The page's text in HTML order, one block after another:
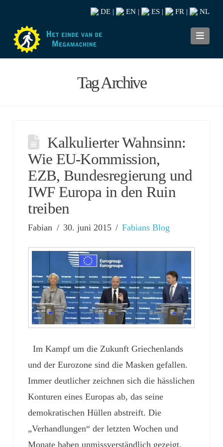
DE EN ES FR NL
Tag Archive
Kalkulierter Wahnsinn:
Wie EU-Kommission,
EZB, Bundesregierung und
IWF Europa in den Ruin
treiben
Fabian 30. juni 2015 Fabians Blog
Im Kampf um die Zukunft Griechenlands
und der Eurozone sind die Masken gefallen.
Immer deutlicher zeichnen sich die hässlichen
Konturen eines Europas ab, das seine
demokratischen Hüllen abstreift. Die
„Verhandlungen“ der letzten Wochen und
Monate haben unmissverständlich gezeigt,